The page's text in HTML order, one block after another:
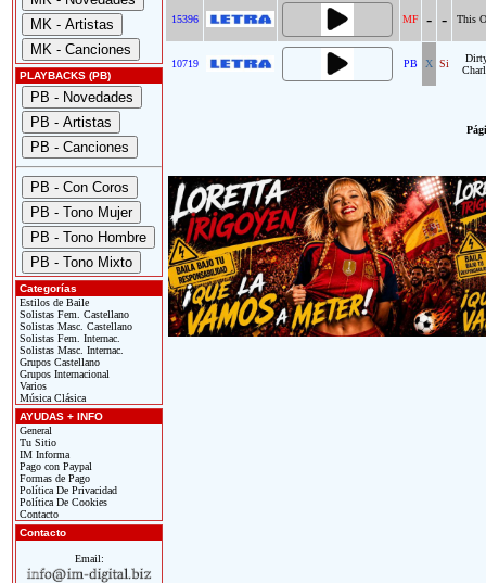
PLAYBACKS (PB)
Categorías
Estilos de Baile
Solistas Fem. Castellano
Solistas Masc. Castellano
Solistas Fem. Internac.
Solistas Masc. Internac.
Grupos Castellano
Grupos Internacional
Varios
Música Clásica
AYUDAS + INFO
General
Tu Sitio
IM Informa
Pago con Paypal
Formas de Pago
Política De Privacidad
Política De Cookies
Contacto
Contacto
Email:
15396 MF - - This
10719 PB X Si